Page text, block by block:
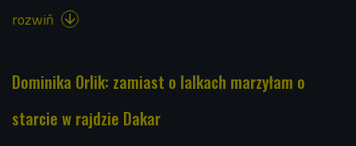
rozwiń 
Dominika Orlik: zamiast o lalkach marzyłam o
starcie w rajdzie Dakar